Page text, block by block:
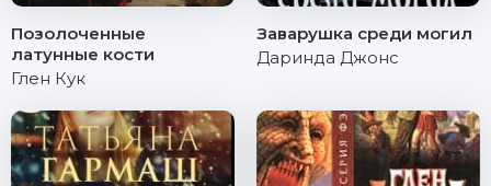
Позолоченные
латунные кости
Глен Кук
Заварушка среди могил
Даринда Джонс